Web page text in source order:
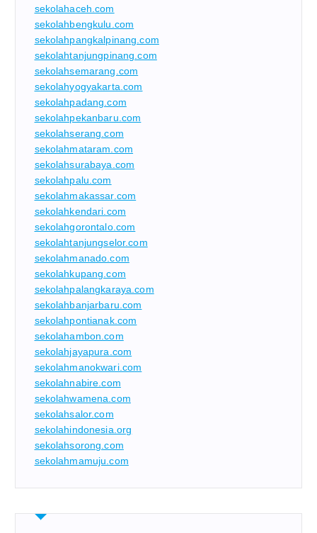
sekolahaceh.com
sekolahbengkulu.com
sekolahpangkalpinang.com
sekolahtanjungpinang.com
sekolahsemarang.com
sekolahyogyakarta.com
sekolahpadang.com
sekolahpekanbaru.com
sekolahserang.com
sekolahmataram.com
sekolahsurabaya.com
sekolahpalu.com
sekolahmakassar.com
sekolahkendari.com
sekolahgorontalo.com
sekolahtanjungselor.com
sekolahmanado.com
sekolahkupang.com
sekolahpalangkaraya.com
sekolahbanjarbaru.com
sekolahpontianak.com
sekolahambon.com
sekolahjayapura.com
sekolahmanokwari.com
sekolahnabire.com
sekolahwamena.com
sekolahsalor.com
sekolahindonesia.org
sekolahsorong.com
sekolahmamuju.com